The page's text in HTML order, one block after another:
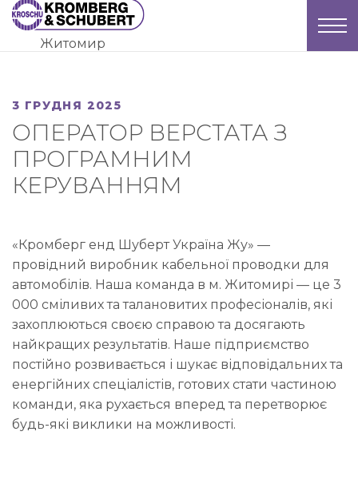
Skip
contentЖитомир
3 ГРУДНЯ 2025
ОПЕРАТОР ВЕРСТАТА З
ПРОГРАМНИМ
КЕРУВАННЯМ
«Кромберг енд Шуберт Україна Жу» —
провідний виробник кабельної проводки для
автомобілів. Наша команда в м. Житомирі — це 3
000 сміливих та талановитих професіоналів, які
захоплюються своєю справою та досягають
найкращих результатів. Наше підприємство
постійно розвивається і шукає відповідальних та
енергійних спеціалістів, готових стати частиною
команди, яка рухається вперед та перетворює
будь-які виклики на можливості.